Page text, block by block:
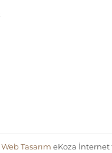
Web Tasarım eKoza İnternet